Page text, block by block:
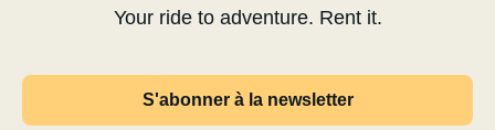
Your ride to adventure. Rent it.
S'abonner à la newsletter